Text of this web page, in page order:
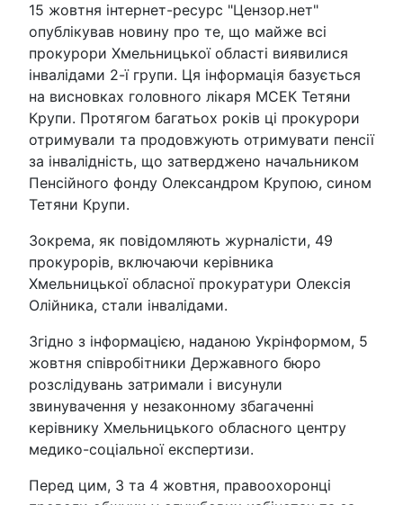
15 жовтня інтернет-ресурс "Цензор.нет"
опублікував новину про те, що майже всі
прокурори Хмельницької області виявилися
інвалідами 2-ї групи. Ця інформація базується
на висновках головного лікаря МСЕК Тетяни
Крупи. Протягом багатьох років ці прокурори
отримували та продовжують отримувати пенсії
за інвалідність, що затверджено начальником
Пенсійного фонду Олександром Крупою, сином
Тетяни Крупи.
Зокрема, як повідомляють журналісти, 49
прокурорів, включаючи керівника
Хмельницької обласної прокуратури Олексія
Олійника, стали інвалідами.
Згідно з інформацією, наданою Укрінформом, 5
жовтня співробітники Державного бюро
розслідувань затримали і висунули
звинувачення у незаконному збагаченні
керівнику Хмельницького обласного центру
медико-соціальної експертизи.
Перед цим, 3 та 4 жовтня, правоохоронці